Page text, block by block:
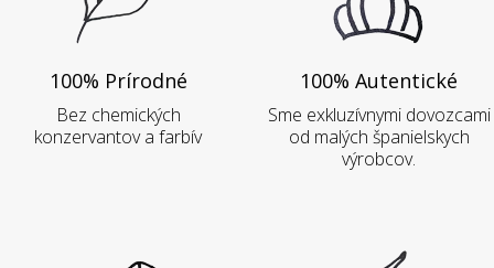
100% Prírodné
Bez chemických
konzervantov a farbív
100% Autentické
Sme exkluzívnymi dovozcami
od malých španielskych
výrobcov.